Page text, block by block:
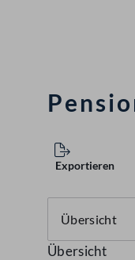
Exportieren
Übersicht